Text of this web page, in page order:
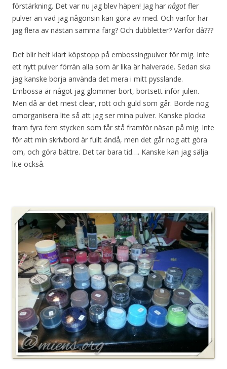
förstärkning. Det var nu jag blev häpen! Jag har något fler
pulver än vad jag någonsin kan göra av med. Och varför har
jag flera av nästan samma färg? Och dubbletter? Varför då???
Det blir helt klart köpstopp på embossingpulver för mig. Inte
ett nytt pulver förrän alla som är lika är halverade. Sedan ska
jag kanske börja använda det mera i mitt pysslande.
Embossa är något jag glömmer bort, bortsett inför julen.
Men då är det mest clear, rött och guld som går. Borde nog
omorganisera lite så att jag ser mina pulver. Kanske plocka
fram fyra fem stycken som får stå framför näsan på mig. Inte
för att min skrivbord är fullt ändå, men det går nog att göra
om, och göra bättre. Det tar bara tid…. Kanske kan jag sälja
lite också.